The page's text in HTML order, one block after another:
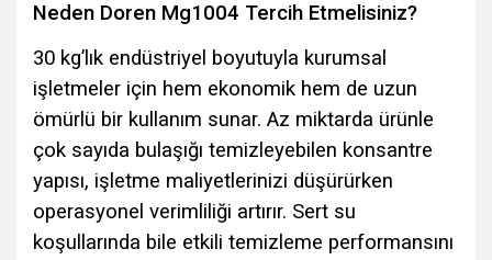
Neden Doren Mg1004 Tercih Etmelisiniz?
30 kg’lık endüstriyel boyutuyla kurumsal
işletmeler için hem ekonomik hem de uzun
ömürlü bir kullanım sunar. Az miktarda ürünle
çok sayıda bulaşığı temizleyebilen konsantre
yapısı, işletme maliyetlerinizi düşürürken
operasyonel verimliliği artırır. Sert su
koşullarında bile etkili temizleme performansını